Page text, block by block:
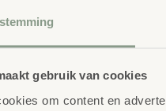
gebruik van cookies
om content en